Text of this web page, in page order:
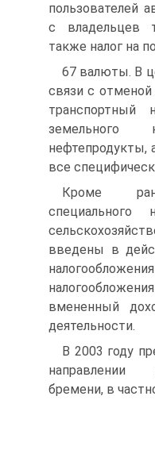
пользователей
с владельцев
также налог на
67 валюты. В
связи с отменой
транспортный
земельного
нефтепродукты,
все
Кроме
специального
введены в
вмененный
деятельности.
В 2003 году
направлении
бремени, в